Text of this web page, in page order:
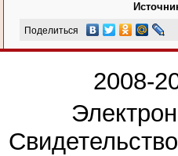
Поделиться
2008-